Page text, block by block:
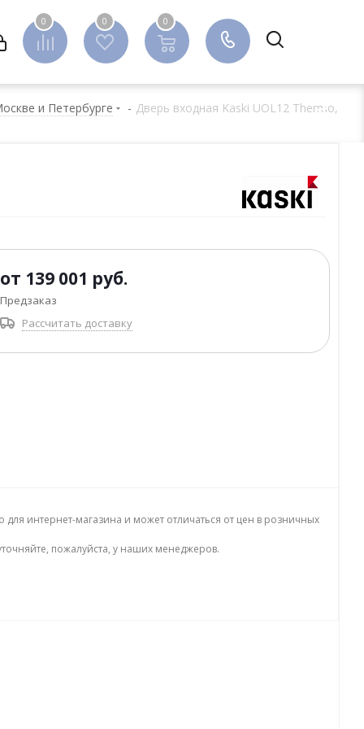
0 0 0
0
и Петербурге - Дверь входная Kaski UOL12 Thermo,
от 139 001 руб.
Предзаказ
Рассчитать доставку
для интернет-магазина и может отличаться от цен в розничных
пожалуйста, у наших менеджеров.